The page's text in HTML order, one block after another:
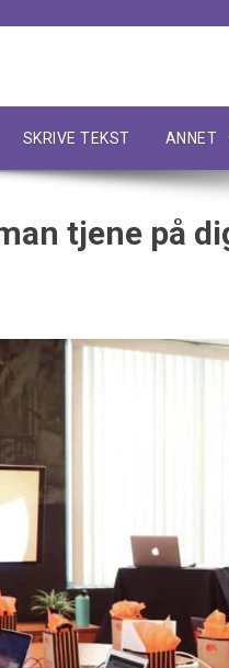
SKRIVE TEKST ANNET
tjene på